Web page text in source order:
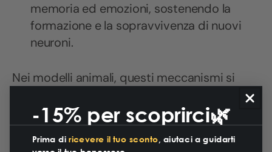
memoria ed emozioni, sostenendo la
formazione e la sopravvivenza di nuovi
neuroni.
Nei modelli animali, questi meccanismi si
neuroprotettivi, ansiolitici e
antidepressivi.Negli studi clinici, seppur
preliminari, il CBD ha mostrato di poter
-15% per scoprirci🌿
Prima di ricevere il tuo sconto, aiutaci a guidarti